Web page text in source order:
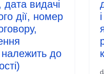
видачі
дії, номер
до